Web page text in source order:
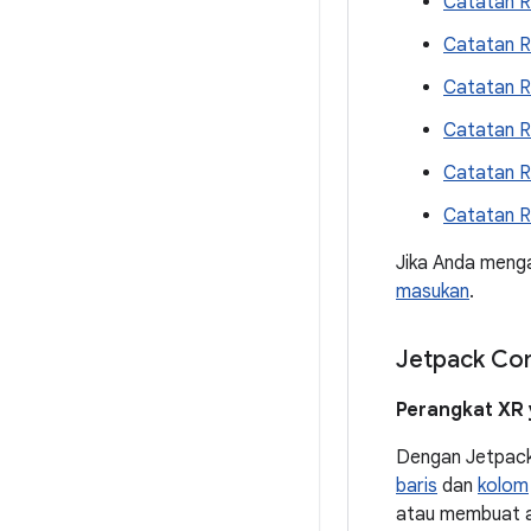
Catatan
Catatan
Catatan
Catatan
Catatan
Jika Anda
masukan.
Jetpack
Perangkat
Dengan
baris dan kolom
atau membuat